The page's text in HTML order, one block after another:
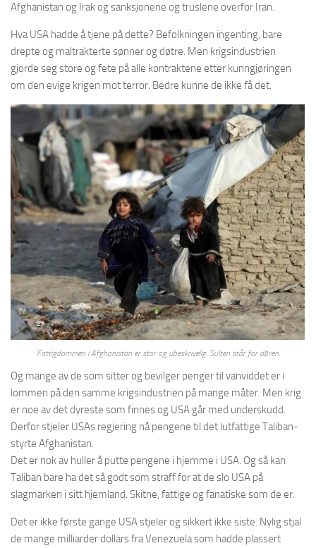
Afghanistan og Irak og sanksjonene og truslene overfor Iran.
Hva USA hadde å tjene på dette? Befolkningen ingenting, bare
drepte og maltrakterte sønner og døtre. Men krigsindustrien
gjorde seg store og fete på alle kontraktene etter kunngjøringen
om den evige krigen mot terror. Bedre kunne de ikke få det.
Fattigdommen i Afghanistan er stor og ubeskrivelig. Sulten står for døren.
Og mange av de som sitter og bevilger penger til vanviddet er i
lommen på den samme krigsindustrien på mange måter. Men krig
er noe av det dyreste som finnes og USA går med underskudd.
Derfor stjeler USAs regjering nå pengene til det lutfattige Taliban-
styrte Afghanistan.
Det er nok av huller å putte pengene i hjemme i USA. Og så kan
Taliban bare ha det så godt som straff for at de slo USA på
slagmarken i sitt hjemland. Skitne, fattige og fanatiske som de er.
Det er ikke første gange USA stjeler og sikkert ikke siste. Nylig stjal
de mange milliarder dollars fra Venezuela som hadde plassert